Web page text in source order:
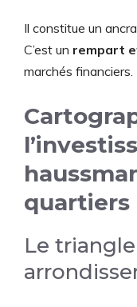
Il constitue un
C’est un rempart
marchés financiers.
quartiers
Le